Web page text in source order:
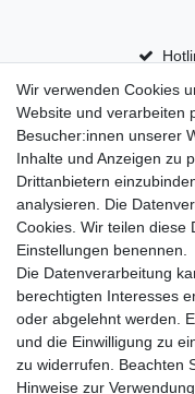
30
Top Marken
Eduplay
Folia Bringmann
Shop
Mein Konto
Service
Versandkosten
Wir verwenden Cookies
Website und verarbeiten
Besucher:innen unserer
Inhalte und Anzeigen zu
Drittanbietern
analysieren. Die
Cookies. Wir teilen diese
Einstellungen benennen.
Die Datenverarbeitung
berechtigten Interesses
oder abgelehnt werden.
und die Einwilligung zu
zu widerrufen. Beachten
Hinweise zur